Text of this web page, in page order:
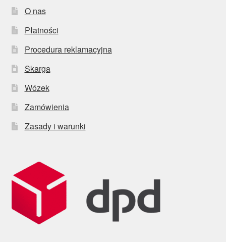
O nas
Płatności
Procedura reklamacyjna
Skarga
Wózek
Zamówienia
Zasady i warunki